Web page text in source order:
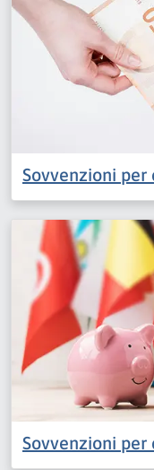
Sovvenzioni per
Sovvenzioni